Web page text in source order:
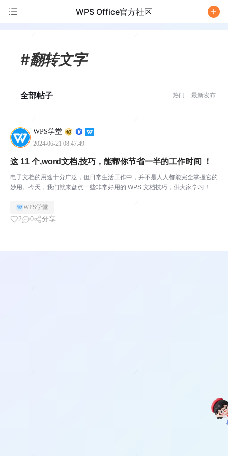
WPS Office官方社区
#翻转文字
全部帖子 热门 最新发布
WPS学堂
2024-06-21 08:47:49
这 11 个,word文档,技巧，能帮你节省一半的工作时间 ！
电子文档的用途十分广泛，但日常生活工作中，并不是人人都能完全掌握它的
妙用。今天，我们就来盘点一些非常好用的 WPS 文档技巧，供大家学习！01
入文字。那如何在想要的位置输入呢？其实这不需要...
WPS学堂
2 0 分享